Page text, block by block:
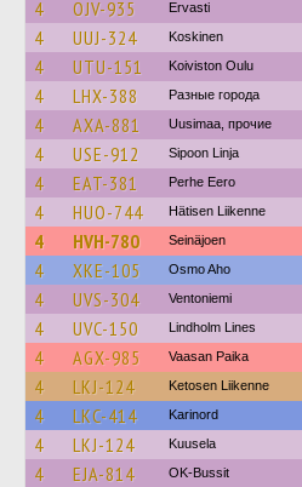
4 OJV-935 Ervasti
4 UUJ-324 Koskinen
4 UTU-151 Koiviston Oulu
4 LHX-388 Разные города
4 AXA-881 Uusimaa, прочие
4 USE-912 Sipoon Linja
4 EAT-381 Perhe Eero
4 HUO-744 Hätisen Liikenne
4 HVH-780 Seinäjoen
4 XKE-105 Osmo Aho
4 UVS-304 Ventoniemi
4 UVC-150 Lindholm Lines
4 AGX-985 Vaasan Paika
4 LKJ-124 Ketosen Liikenne
4 LKC-414 Karinord
4 LKJ-124 Kuusela
4 EJA-814 OK-Bussit